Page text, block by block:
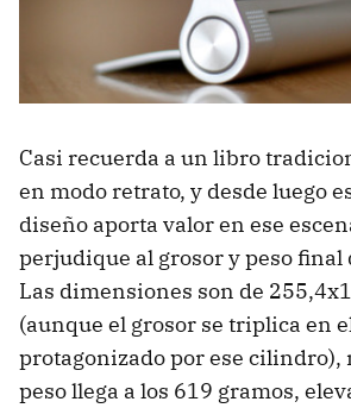
Casi recuerda a un libro
en modo retrato, y desde luego
diseño aporta valor en ese
perjudique al grosor y peso final
Las dimensiones son de
(aunque el grosor se triplica en
protagonizado por ese cilindro),
peso llega a los 619 gramos,